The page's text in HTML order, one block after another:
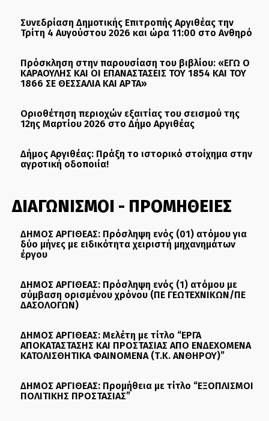
Συνεδρίαση Δημοτικής Επιτροπής Αργιθέας την
Τρίτη 4 Αυγούστου 2026 και ώρα 11:00 στο Ανθηρό
Πρόσκληση στην παρουσίαση του βιβλίου: «ΕΓΩ Ο
ΚΑΡΑΟΥΛΗΣ ΚΑΙ ΟΙ ΕΠΑΝΑΣΤΑΣΕΙΣ ΤΟΥ 1854 ΚΑΙ ΤΟΥ
1866 ΣΕ ΘΕΣΣΑΛΙΑ ΚΑΙ ΑΡΤΑ»
Οριοθέτηση περιοχών εξαιτίας του σεισμού της
12ης Μαρτίου 2026 στο Δήμο Αργιθέας
Δήμος Αργιθέας: Πράξη το ιστορικό στοίχημα στην
αγροτική οδοποιία!
ΔΙΑΓΩΝΙΣΜΟΙ - ΠΡΟΜΗΘΕΙΕΣ
ΔΗΜΟΣ ΑΡΓΙΘΕΑΣ: Πρόσληψη ενός (01) ατόμου για
δύο μήνες με ειδικότητα χειριστή μηχανημάτων
έργου
ΔΗΜΟΣ ΑΡΓΙΘΕΑΣ: Πρόσληψη ενός (1) ατόμου με
σύμβαση ορισμένου χρόνου (ΠΕ ΓΕΩΤΕΧΝΙΚΩΝ/ΠΕ
ΔΑΣΟΛΟΓΩΝ)
ΔΗΜΟΣ ΑΡΓΙΘΕΑΣ: Μελέτη με τίτλο “ΕΡΓΑ
ΑΠΟΚΑΤΑΣΤΑΣΗΣ ΚΑΙ ΠΡΟΣΤΑΣΙΑΣ ΑΠΟ ΕΝΔΕΧΟΜΕΝΑ
ΚΑΤΟΛΙΣΘΗΤΙΚΑ ΦΑΙΝΟΜΕΝΑ (Τ.Κ. ΑΝΘΗΡΟΥ)”
ΔΗΜΟΣ ΑΡΓΙΘΕΑΣ: Προμήθεια με τίτλο “ΕΞΟΠΛΙΣΜΟΙ
ΠΟΛΙΤΙΚΗΣ ΠΡΟΣΤΑΣΙΑΣ”